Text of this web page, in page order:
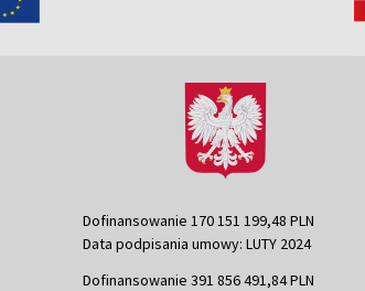
Dofinansowanie 170 151 199,48 PLN
Data podpisania umowy: LUTY 2024
Dofinansowanie 391 856 491,84 PLN